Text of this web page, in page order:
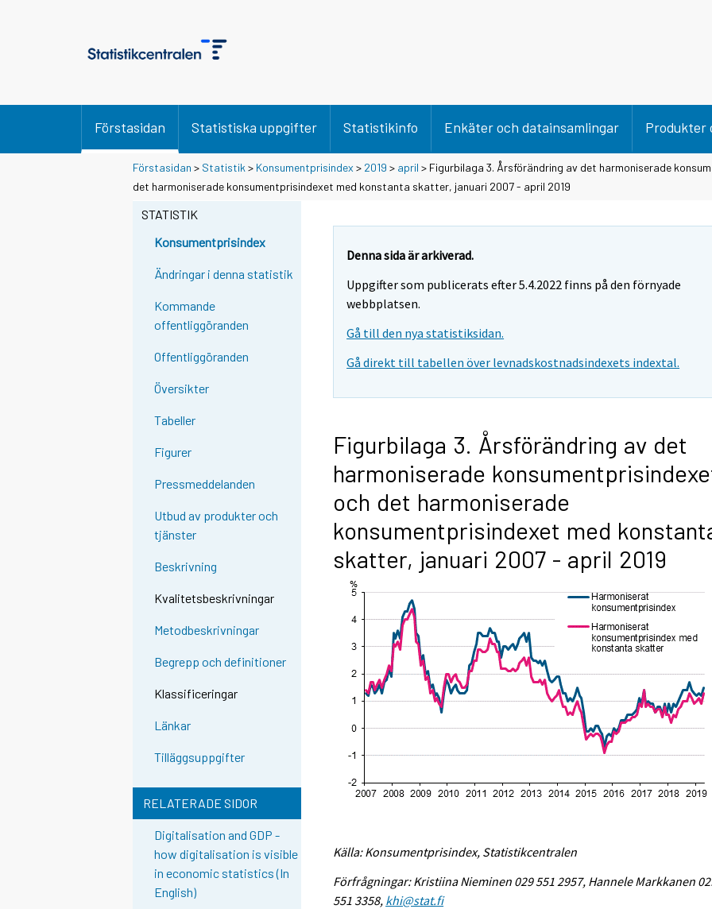
Förstasidan Statistiska uppgifter Statistikinfo Enkäter och datainsamlingar Produkter
Förstasidan > Statistik > Konsumentprisindex > 2019 > april > Figurbilaga 3. Årsförändring av det harmoniserade
det harmoniserade konsumentprisindexet med konstanta skatter, januari 2007 - april 2019
STATISTIK
Konsumentprisindex
Ändringar i denna statistik
Kommande
offentliggöranden
Offentliggöranden
Översikter
Tabeller
Figurer
Pressmeddelanden
Utbud av produkter och
tjänster
Beskrivning
Kvalitetsbeskrivningar
Metodbeskrivningar
Begrepp och definitioner
Klassificeringar
Länkar
Tilläggsuppgifter
RELATERADE SIDOR
Digitalisation and GDP -
how digitalisation is visible
in economic statistics (In
English)
Denna sida är arkiverad.
Uppgifter som publicerats efter 5.4.2022 finns på den förnyade
webbplatsen.
Gå till den nya statistiksidan.
Gå direkt till tabellen över levnadskostnadsindexets indextal.
Figurbilaga 3. Årsförändring av det
harmoniserade
och det harmoniserade
konsumentprisindexet med
skatter, januari 2007 - april 2019
Källa: Konsumentprisindex, Statistikcentralen
Förfrågningar: Kristiina Nieminen 029 551 2957, Hannele Markkanen
551 3358, khi@stat.fi